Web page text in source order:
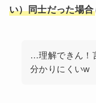
い）同士だった場合
…理解できん！
分かりにくいw